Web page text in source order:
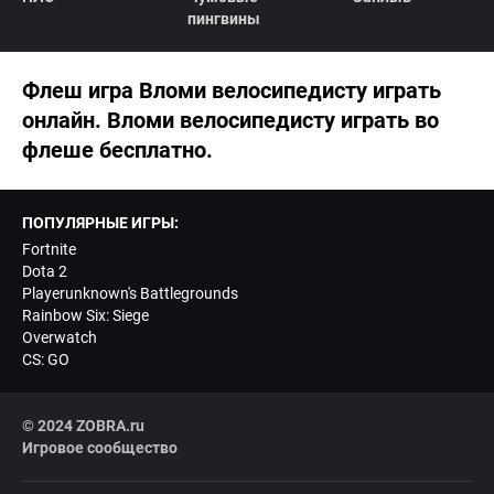
пингвины
Флеш игра Вломи велосипедисту играть
онлайн. Вломи велосипедисту играть во
флеше бесплатно.
ПОПУЛЯРНЫЕ ИГРЫ:
Fortnite
Dota 2
Playerunknown's Battlegrounds
Rainbow Six: Siege
Overwatch
CS: GO
© 2024 ZOBRA.ru
Игровое сообщество